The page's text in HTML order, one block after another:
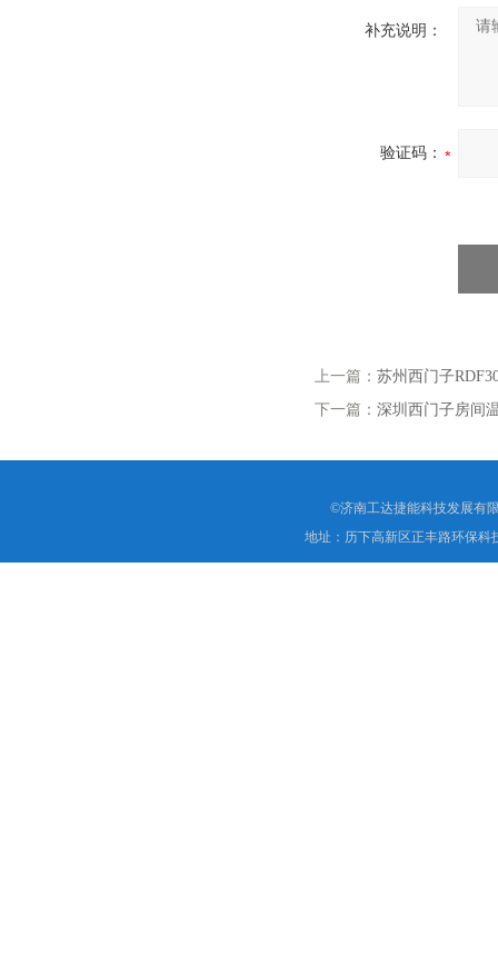
补充说明：
验证码：
上一篇： 苏州西门子
下一篇： 深圳西门子房间
©济南工达捷能科技发展有
地址：历下高新区正丰路环保科